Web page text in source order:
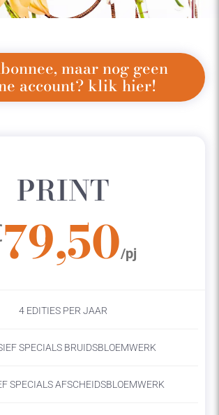
maar nog geen
account? klik hier!
PRINT
79,50/pj
4 EDITIES PER JAAR
SPECIALS BRUIDSBLOEMWERK
SPECIALS AFSCHEIDSBLOEMWERK